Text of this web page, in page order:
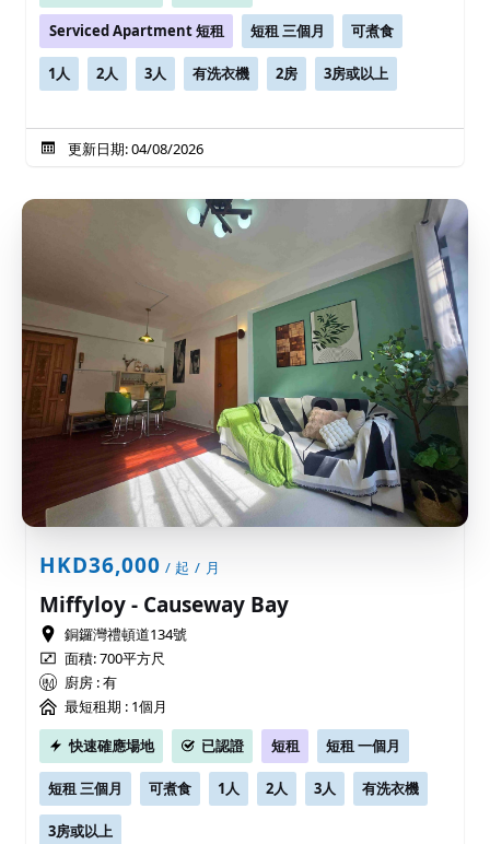
Serviced Apartment 短租 短租 三個月 可煮食
1人 2人 3人 有洗衣機 2房 3房或以上
更新日期: 04/08/2026
HKD36,000 / 起 / 月
Miffyloy - Causeway Bay
銅鑼灣禮頓道134號
面積: 700平方尺
廚房 : 有
最短租期 : 1個月
快速確應場地
已認證 短租 短租 一個月
短租 三個月 可煮食 1人 2人 3人 有洗衣機
3房或以上